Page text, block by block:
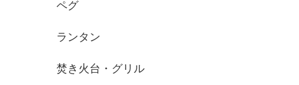
ペグ
ランタン
焚き火台・グリル